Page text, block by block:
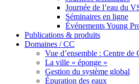
Journée de l’eau du
Séminaires en ligne
Événements Young
Publications & produits
Domaines / CC
Vue d’ensemble : Centre de
La ville « éponge »
Gestion du système global
Épuration des eaux